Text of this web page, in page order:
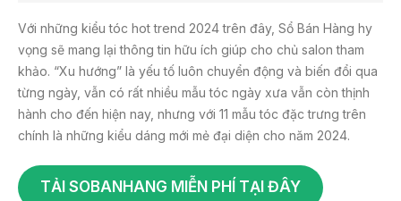
Với những kiểu tóc hot trend 2024 trên đây, Sổ Bán Hàng hy
vọng sẽ mang lại thông tin hữu ích giúp cho chủ salon tham
khảo. “Xu hướng” là yếu tố luôn chuyển động và biến đổi qua
từng ngày, vẫn có rất nhiều mẫu tóc ngày xưa vẫn còn thịnh
hành cho đến hiện nay, nhưng với 11 mẫu tóc đặc trưng trên
chính là những kiểu dáng mới mẻ đại diện cho năm 2024.
TẢI SOBANHANG MIỄN PHÍ TẠI ĐÂY